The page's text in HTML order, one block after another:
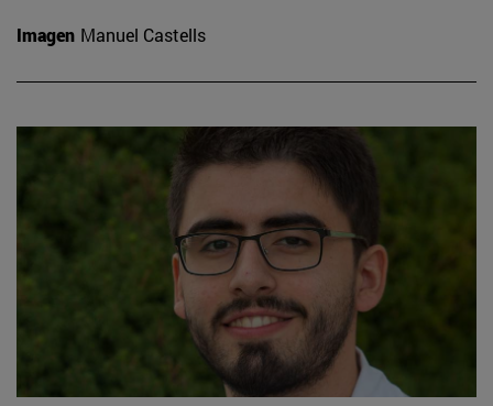
Imagen Manuel Castells